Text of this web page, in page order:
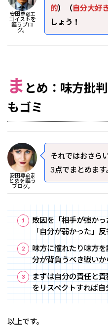
安田尊@エ
ゴイストを
謳うブロ
グ。
的）（自分大好
しょう！
ま とめ：味方批
もゴミ
安田尊@ま
とめを謳う
ブログ。
それではおさら
3点でまとめます。
敗因を「相手が強か
「自分が弱かった」
味方に憧れたり味方
分が背負うべき戦い
まずは自分の責任と
をリスペクトすれば
以上です。